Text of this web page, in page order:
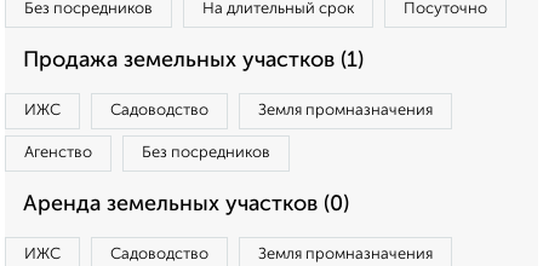
Без посредников На длительный срок Посуточно
Продажа земельных участков (1)
ИЖС Садоводство Земля промназначения
Агенство Без посредников
Аренда земельных участков (0)
ИЖС Садоводство Земля промназначения